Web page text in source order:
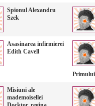
Spionul Alexandru
Szek
Asasinarea infirmierei
Edith Cavell
Misiuni ale
mademoisellei